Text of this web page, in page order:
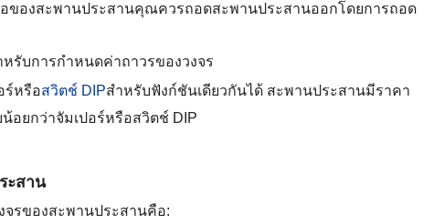
ของสะพานประสานคุณควรถอดสะพานประสานออกโดยการถอด
รับการกำหนดค่าถาวรของวงจร
ร์หรือสวิตช์ DIPสำหรับฟังก์ชันเดียวกันได้ สะพานประสานมีราคา
อยกว่าจัมเปอร์หรือสวิตช์ DIP
ะสาน
รของสะพานประสานคือ: